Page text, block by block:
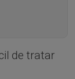
de tratar